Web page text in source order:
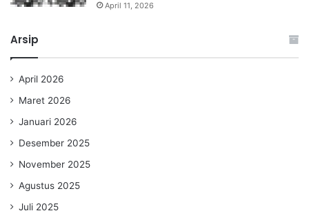
April 11, 2026
Arsip
April 2026
Maret 2026
Januari 2026
Desember 2025
November 2025
Agustus 2025
Juli 2025